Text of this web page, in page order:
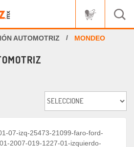
AUTOMOTRIZ MONDEO